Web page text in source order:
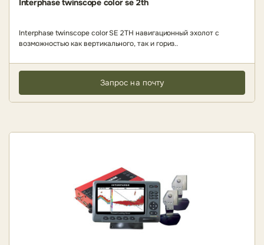
Interphase twinscope color se 2th
Interphase twinscope color SE 2TH навигационный эхолот с
возможностью как вертикального, так и гориз..
Запрос на почту